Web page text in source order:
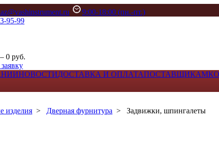
9:00-18:00 (пн.-пт.)
95-99
0 руб.
НОВОСТИДОСТАВКА И ОПЛАТАПОСТАВЩИКАМ
изделия > Дверная фурнитура > Задвижки, шпингалеты